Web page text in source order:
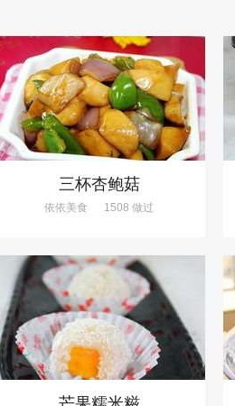
三杯杏鲍菇
依依美食 1508 做过